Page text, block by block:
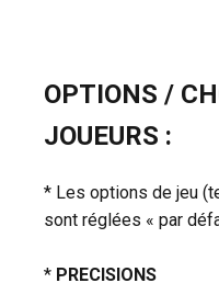
OPTIONS /
JOUEURS :
* Les options de jeu
sont réglées « par
* PRECISIONS